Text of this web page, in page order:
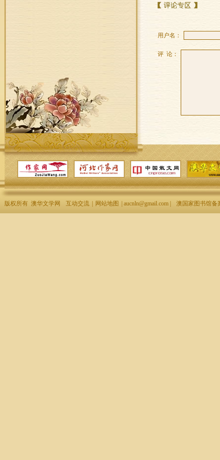
用户名：
评 论：
版权所有 澳华文学网 互动交流 网站地图 | aucnln@gmail.com | 澳国家图书馆备